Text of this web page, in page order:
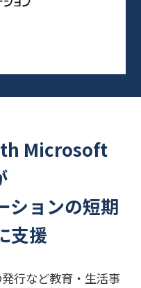
Microsoft
ションの短期
支援
行など教育・生活事